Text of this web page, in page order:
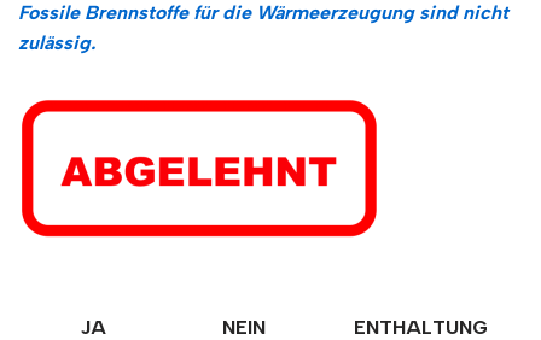
Fossile Brennstoffe für die Wärmeerzeugung sind nicht
zulässig.
JA NEIN ENTHALTUNG